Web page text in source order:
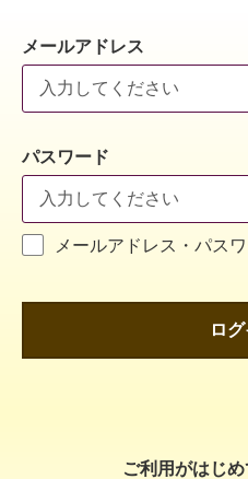
メールアドレス
パスワード
メールアドレス・パス
ロ
ご利用がはじ